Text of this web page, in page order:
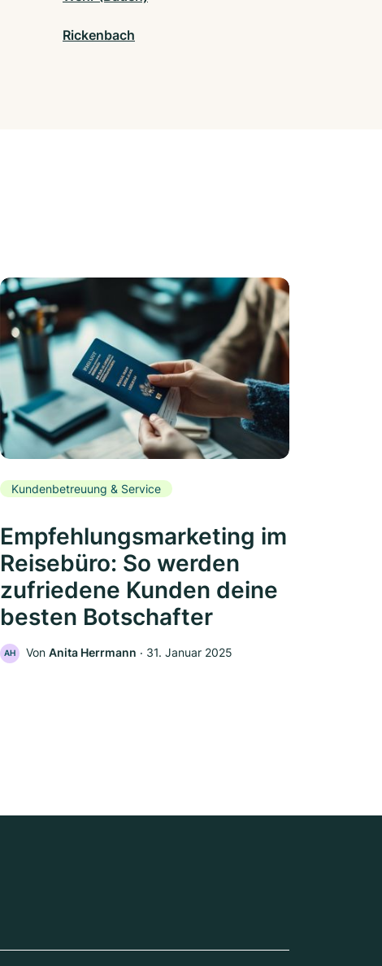
Rickenbach
Kundenbetreuung & Service
Empfehlungsmarketing im
Reisebüro: So werden
zufriedene Kunden deine
besten Botschafter
AH Von Anita Herrmann ‧ 31. Januar 2025